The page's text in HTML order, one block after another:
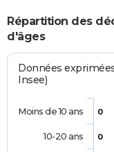
Répartition des
d'âges
Données
Insee)
0
0
Moins de 10 ans
10-20 ans